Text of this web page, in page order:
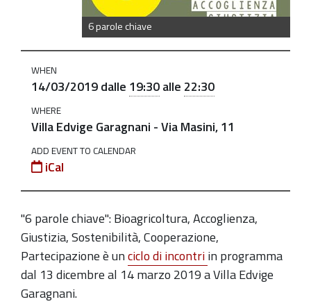
6 parole chiave
30-
villa-
edvige-
garagnani
parole
chiave":
14
marzo,
ore
19.30
a
WHEN
14/03/2019dalle 19:30alle 22:30
WHERE
Villa Edvige Garagnani - Via Masini, 11
ADD EVENT TO CALENDAR
iCal
"6 parole chiave": Bioagricoltura, Accoglienza,
Giustizia, Sostenibilità, Cooperazione,
Partecipazione è unciclo di incontriin programma
dal 13 dicembre al 14 marzo 2019 a Villa Edvige
Garagnani.